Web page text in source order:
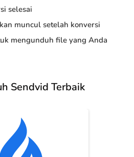
selesai
muncul setelah konversi
mengunduh file yang Anda
Sendvid Terbaik